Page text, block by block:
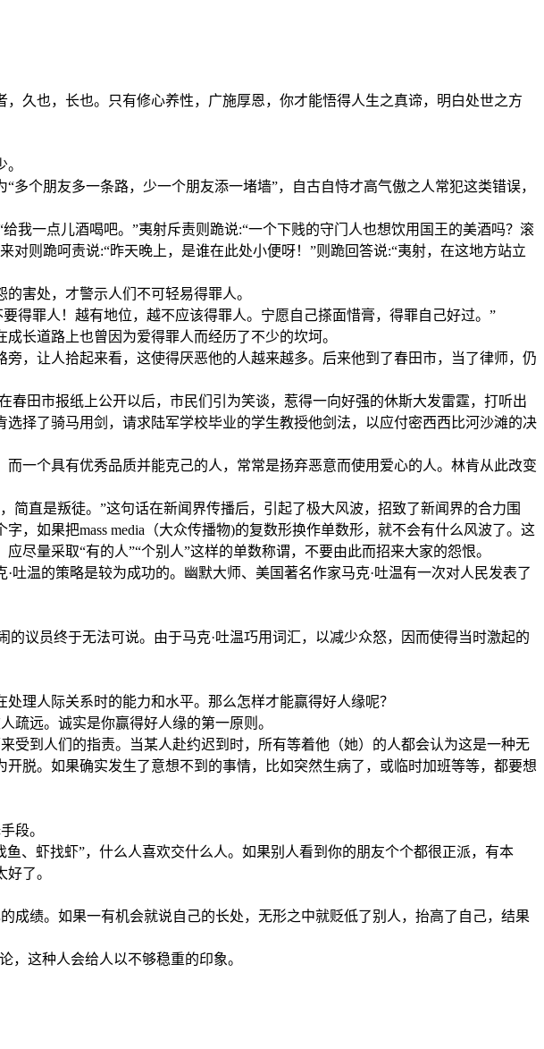
久也，长也。只有修心养性，广施厚恩，你才能悟得人生之真谛，明白处世之方
个朋友多一条路，少一个朋友添一堵墙”，自古自恃才高气傲之人常犯这类错误，
我一点儿酒喝吧。”夷射斥责则跪说:“一个下贱的守门人也想饮用国王的美酒吗？滚
则跪呵责说:“昨天晚上，是谁在此处小便呀！”则跪回答说:“夷射，在这地方站立
害处，才警示人们不可轻易得罪人。
得罪人！越有地位，越不应该得罪人。宁愿自己搽面惜膏，得罪自己好过。”
长道路上也曾因为爱得罪人而经历了不少的坎坷。
，让人拾起来看，这使得厌恶他的人越来越多。后来他到了春田市，当了律师，仍
春田市报纸上公开以后，市民们引为笑谈，惹得一向好强的休斯大发雷霆，打听出
择了骑马用剑，请求陆军学校毕业的学生教授他剑法，以应付密西西比河沙滩的决
一个具有优秀品质并能克己的人，常常是扬弃恶意而使用爱心的人。林肯从此改变
直是叛徒。”这句话在新闻界传播后，引起了极大风波，招致了新闻界的合力围
，如果把mass media（大众传播物)的复数形换作单数形，就不会有什么风波了。这
尽量采取“有的人”“个别人”这样的单数称谓，不要由此而招来大家的怨恨。
温的策略是较为成功的。幽默大师、美国著名作家马克·吐温有一次对人民发表了
议员终于无法可说。由于马克·吐温巧用词汇，以减少众怒，因而使得当时激起的
理人际关系时的能力和水平。那么怎样才能赢得好人缘呢？
疏远。诚实是你赢得好人缘的第一原则。
受到人们的指责。当某人赴约迟到时，所有等着他（她）的人都会认为这是一种无
脱。如果确实发生了意想不到的事情，比如突然生病了，或临时加班等等，都要想
段。
、虾找虾”，什么人喜欢交什么人。如果别人看到你的朋友个个都很正派，有本
了。
成绩。如果一有机会就说自己的长处，无形之中就贬低了别人，抬高了自己，结果
，这种人会给人以不够稳重的印象。